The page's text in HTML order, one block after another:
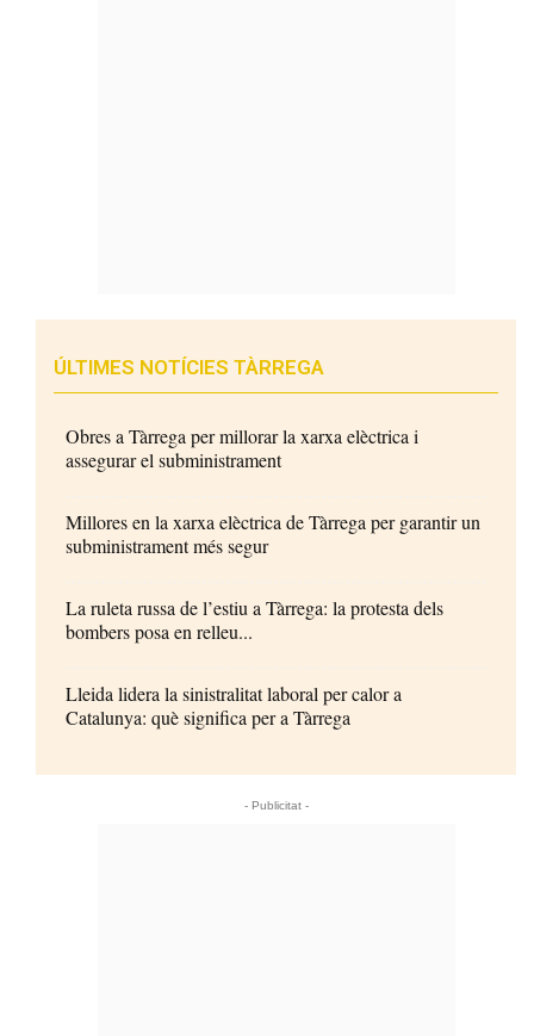
ÚLTIMES NOTÍCIES TÀRREGA
Obres a Tàrrega per millorar la xarxa elèctrica i
assegurar el subministrament
Millores en la xarxa elèctrica de Tàrrega per garantir un
subministrament més segur
La ruleta russa de l’estiu a Tàrrega: la protesta dels
bombers posa en relleu...
Lleida lidera la sinistralitat laboral per calor a
Catalunya: què significa per a Tàrrega
- Publicitat -